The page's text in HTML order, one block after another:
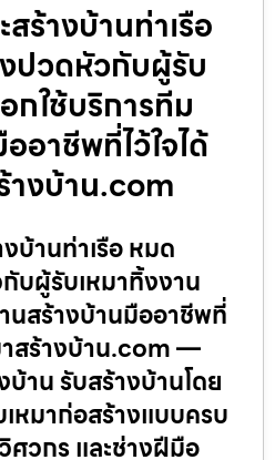
ร้างบ้านท่าเรือ
ปวดหัวกับผู้รับ
กใช้บริการทีม
อาชีพที่ไว้ใจได้
างบ้าน.com
บ้านท่าเรือ หมด
บผู้รับเหมาทิ้งงาน
นสร้างบ้านมืออาชีพที่
าสร้างบ้าน.com —
บ้าน รับสร้างบ้านโดย
หมาก่อสร้างแบบครบ
วกร และช่างฝีมือ